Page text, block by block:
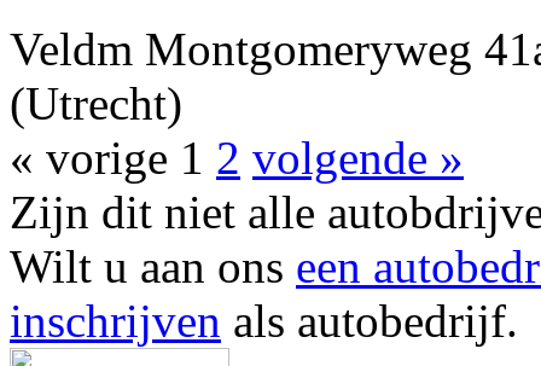
Veldm Montgomeryweg
(Utrecht)
« vorige 1 2 volgende »
Zijn dit niet alle
Wilt u aan ons een
inschrijven als autobedrijf.